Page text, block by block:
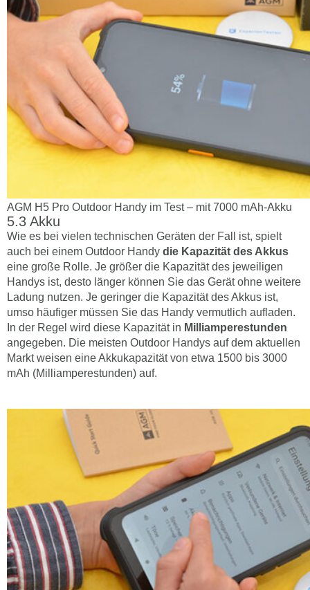
AGM H5 Pro Outdoor Handy im Test – mit 7000 mAh-Akku
Akku
Wie es bei vielen technischen Geräten der Fall ist, spielt
auch bei einem Outdoor Handy die Kapazität des Akkus
eine große Rolle. Je größer die Kapazität des jeweiligen
Handys ist, desto länger können Sie das Gerät ohne weitere
Ladung nutzen. Je geringer die Kapazität des Akkus ist,
umso häufiger müssen Sie das Handy vermutlich aufladen.
In der Regel wird diese Kapazität in Milliamperestunden
angegeben. Die meisten Outdoor Handys auf dem aktuellen
Markt weisen eine Akkukapazität von etwa 1500 bis 3000
mAh (Milliamperestunden) auf.